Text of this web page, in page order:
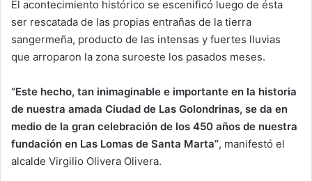
El acontecimiento histórico se escenificó luego de ésta
ser rescatada de las propias entrañas de la tierra
sangermeña, producto de las intensas y fuertes lluvias
que arroparon la zona suroeste los pasados meses.
“Este hecho, tan inimaginable e importante en la historia
de nuestra amada Ciudad de Las Golondrinas, se da en
medio de la gran celebración de los 450 años de nuestra
fundación en Las Lomas de Santa Marta”, manifestó el
alcalde Virgilio Olivera Olivera.